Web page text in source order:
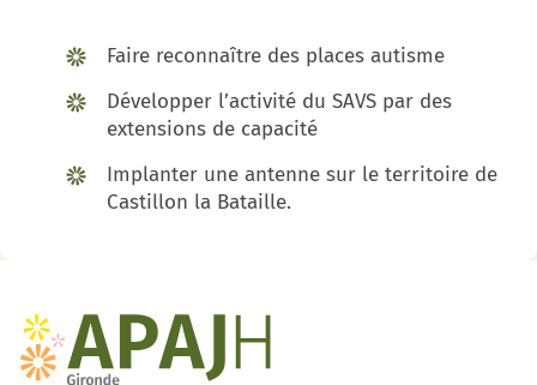
Faire reconnaître des places autisme
Développer l’activité du SAVS par des
extensions de capacité
Implanter une antenne sur le territoire de
Castillon la Bataille.